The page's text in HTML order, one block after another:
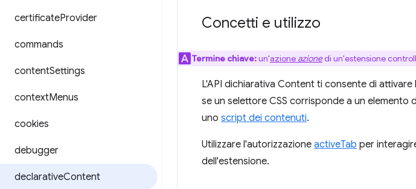
certificateProvider
commands
contentSettings
contextMenus
cookies
debugger
declarativeContent
Concetti e utilizzo
Termine chiave:un'azione azionedi un'estensione
L'API dichiarativa Content ti consente di
se un selettore CSS corrisponde a un elemento
uno script dei contenuti.
Utilizzare l'autorizzazione activeTab per
dell'estensione.